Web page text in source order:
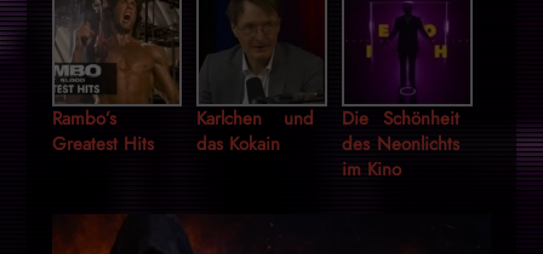
Rambo’s
Greatest Hits
Karlchen und
das Kokain
Die Schönheit
des Neonlichts
im Kino